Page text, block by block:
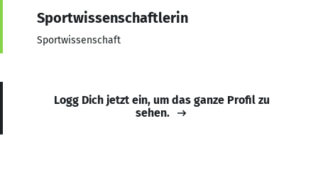
Sportwissenschaftlerin
Sportwissenschaft
Logg Dich jetzt ein, um das ganze Profil zu
sehen.